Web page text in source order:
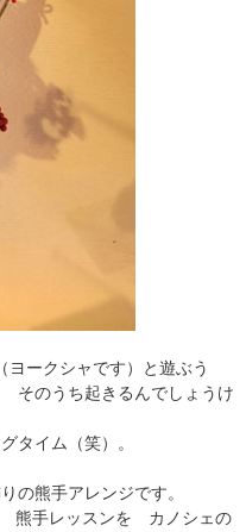
ークシャです）と遊ぶう
のうち起きるんでしょうけ
タイム（笑）。
の熊手アレンジです。
熊手レッスンを カノシェの